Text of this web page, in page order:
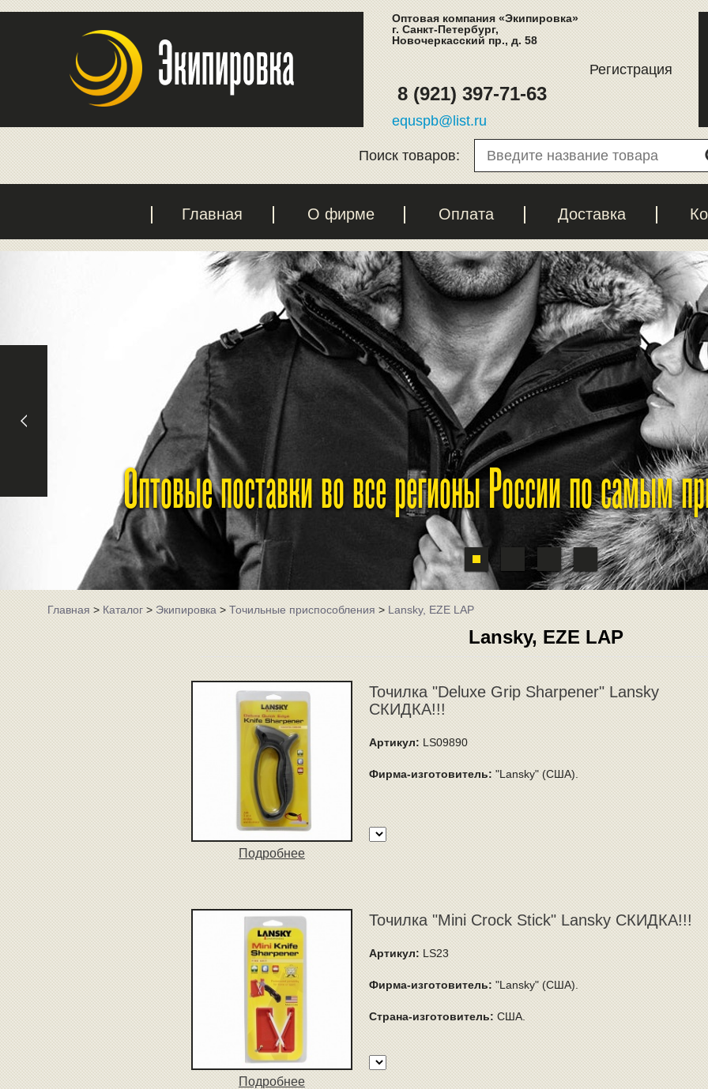
Оптовая компания «Экипировка»
г. Санкт-Петербург,
Новочеркасский пр., д. 58
8 (921) 397-71-63
equspb@list.ru
Регистрация
Поиск товаров:
Главная О фирме Оплата Доставка
Оптовые поставки во все регионы России по самым
Главная>Каталог>Экипировка>Точильные приспособления>Lansky, EZE LAP
Lansky, EZE LAP
Подробнее
Точилка "Deluxe Grip Sharpener" Lansky
СКИДКА!!!
Артикул:LS09890
Фирма-изготовитель:"Lansky" (США).
Подробнее
Точилка "Mini Crock Stick" Lansky СКИДКА!!!
Артикул:LS23
Фирма-изготовитель:"Lansky" (США).
Страна-изготовитель:США.